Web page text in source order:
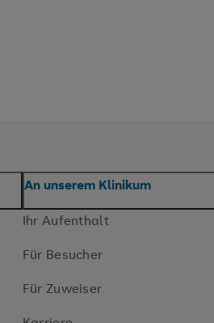
An unserem Klinikum
Ihr Aufenthalt
Für Besucher
Für Zuweiser